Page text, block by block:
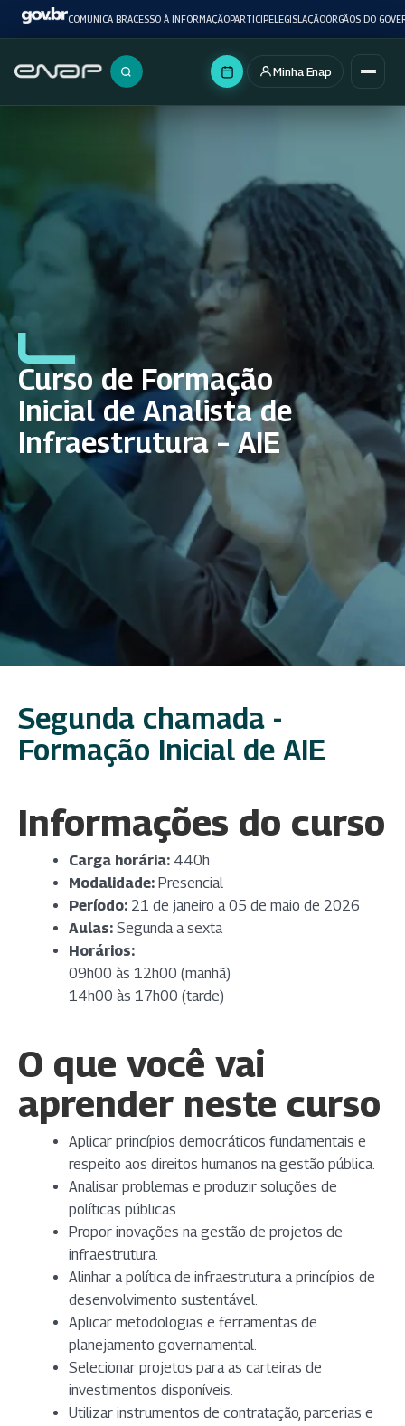
COMUNICA BRACESSO À INFORMAÇÃOPARTICIPELEGISLAÇÃOÓRGÃOS DO
Buscar no portal
Minha Enap
Curso de Formação
Inicial de Analista de
Infraestrutura – AIE
Segunda chamada -
Formação Inicial de AIE
Informações do curso
Carga horária: 440h
Modalidade: Presencial
Período: 21 de janeiro a 05 de maio de 2026
Aulas: Segunda a sexta
Horários:
09h00 às 12h00 (manhã)
14h00 às 17h00 (tarde)
O que você vai
aprender neste curso
Aplicar princípios democráticos fundamentais e
respeito aos direitos humanos na gestão pública.
Analisar problemas e produzir soluções de
políticas públicas.
Propor inovações na gestão de projetos de
infraestrutura.
Alinhar a política de infraestrutura a princípios de
desenvolvimento sustentável.
Aplicar metodologias e ferramentas de
planejamento governamental.
Selecionar projetos para as carteiras de
investimentos disponíveis.
Utilizar instrumentos de contratação, parcerias e